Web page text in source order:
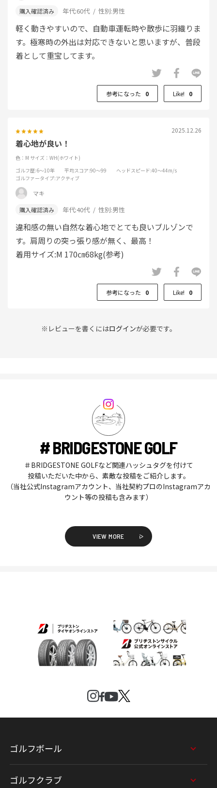
年代:60代 性別:男性
軽く動きやすいので、自動車運転時や散歩に羽織りま
す。極寒時の外出は対応できないと思いますが、普段
着として重宝してます。
参考になった 0 Like! 0
2025.12.26
着心地が良い！
色：M サイズ：WH(ホワイト)
ゴルフ歴:6～10年 平均スコア:90～99 ヘッドスピード:40～44m/s
ゴルファータイプ:アクティブ
マキ
年代:40代 性別:男性
違和感の無い自然な着心地でとても良いブルゾンで
す。肩周りの突っ張り感が無く、最高！
着用サイズ:M 170㎝68kg(参考)
参考になった 0 Like! 0
※レビューを書くにはログインが必要です。
# BRIDGESTONE GOLF
＃BRIDGESTONE GOLFなど関連ハッシュタグを付けて
投稿いただいた中から、素敵な投稿をご紹介します。
（当社公式Instagramアカウント、当社契約プロのInstagramアカ
ウント等の投稿も含みます）
VIEW MORE
ゴルフボール
ゴルフクラブ